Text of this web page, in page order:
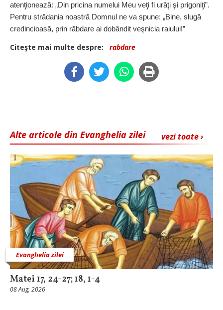
atenţionează: „Din pricina numelui Meu veţi fi urâţi şi prigoniţi”.
Pentru strădania noastră Domnul ne va spune: „Bine, slugă
credincioasă, prin răbdare ai dobândit veşnicia raiului!”
Citeşte mai multe despre: rabdare
vezi toate ›
Alte articole din Evanghelia zilei
Evanghelia zilei
Matei 17, 24-27; 18, 1-4
08 Aug, 2026